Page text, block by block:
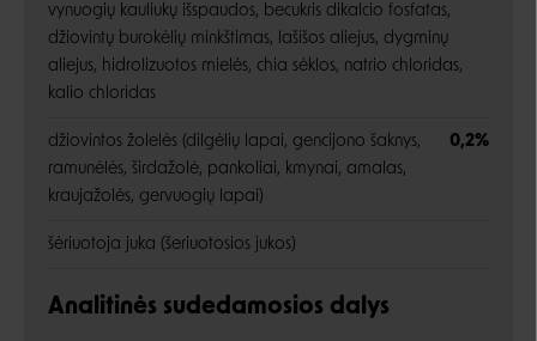
vynuogių kauliukų išspaudos, becukris dikalcio fosfatas,
džiovintų burokėlių minkštimas, lašišos aliejus, dygminų
aliejus, hidrolizuotos mielės, chia sėklos, natrio chloridas,
kalio chloridas
džiovintos žolelės (dilgėlių lapai, gencijono šaknys,
ramunėlės, širdažolė, pankoliai, kmynai, amalas,
kraujažolės, gervuogių lapai)
0,2%
šėriuotoja juka (šeriuotosios jukos)
Analitinės sudedamosios dalys